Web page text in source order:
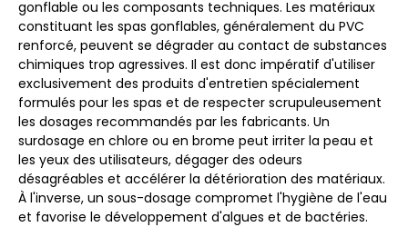
gonflable ou les composants techniques. Les matériaux
constituant les spas gonflables, généralement du PVC
renforcé, peuvent se dégrader au contact de substances
chimiques trop agressives. Il est donc impératif d'utiliser
exclusivement des produits d'entretien spécialement
formulés pour les spas et de respecter scrupuleusement
les dosages recommandés par les fabricants. Un
surdosage en chlore ou en brome peut irriter la peau et
les yeux des utilisateurs, dégager des odeurs
désagréables et accélérer la détérioration des matériaux.
À l'inverse, un sous-dosage compromet l'hygiène de l'eau
et favorise le développement d'algues et de bactéries.